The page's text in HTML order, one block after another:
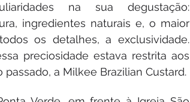
na sua degustação:
ingredientes naturais e, o maior
os detalhes, a exclusividade.
preciosidade estava restrita aos
a Milkee Brazilian Custard.